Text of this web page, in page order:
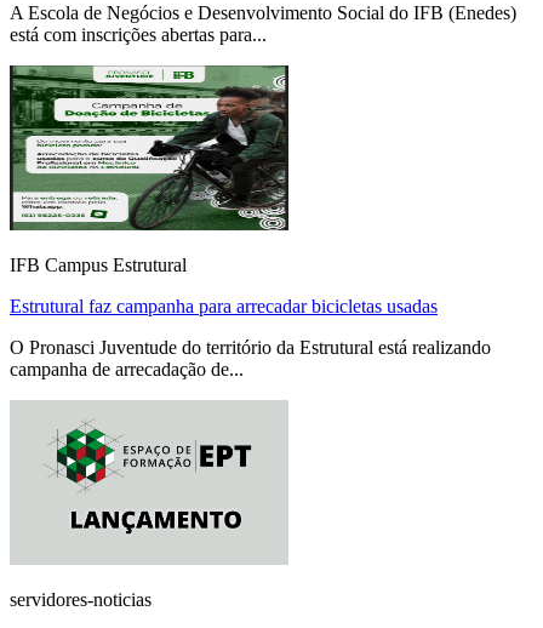
A Escola de Negócios e Desenvolvimento Social do IFB (Enedes)
está com inscrições abertas para...
IFB Campus Estrutural
Estrutural faz campanha para arrecadar bicicletas usadas
O Pronasci Juventude do território da Estrutural está realizando
campanha de arrecadação de...
servidores-noticias